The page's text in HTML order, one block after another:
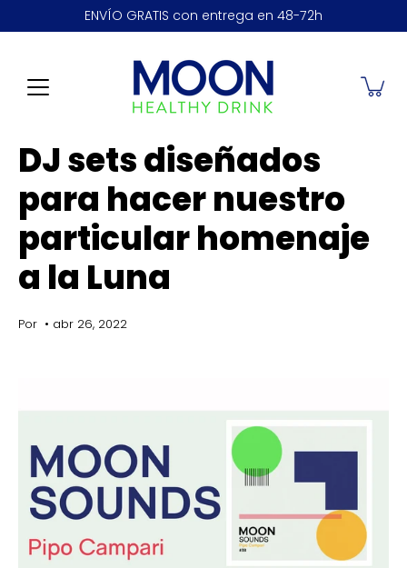
a
sección
ENVÍO GRATIS con entrega en 48-72h
DJ sets diseñados
para hacer nuestro
particular homenaje
a la Luna
Por abr 26, 2022